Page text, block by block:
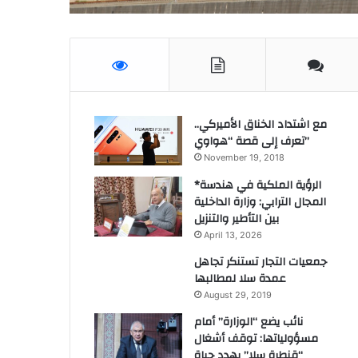
مع اشتداد الخناق الأميركي..
تعرف إلى قصة “هواوي”
November 19, 2018
*الرؤية الملكية في هندسة
المجال الترابي: وزارة الداخلية
بين التأطير والتنزيل
April 13, 2026
جمعيات التجار تستنكر تجاهل
عمدة سلا لمطالبها
August 29, 2019
نائب يضع “الوزارة” أمام
مسؤولياتها: توقف أشغال